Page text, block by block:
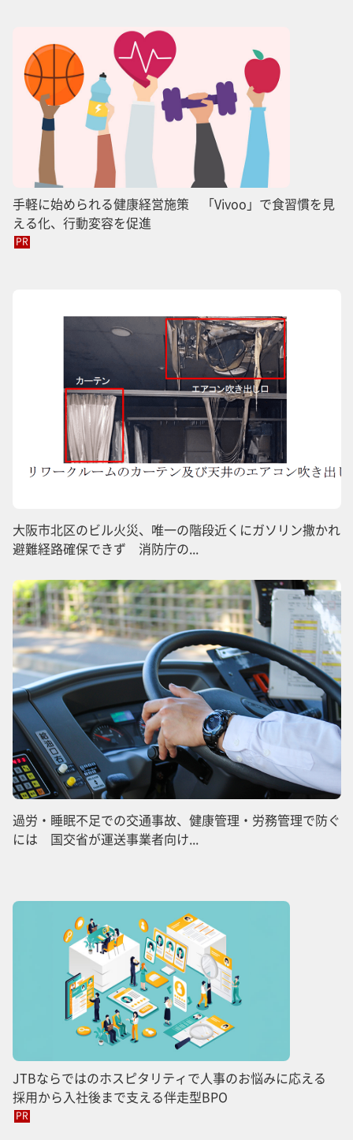
手軽に始められる健康経営施策 「Vivoo」で食習慣を見
える化、行動変容を促進
PR
大阪市北区のビル火災、唯一の階段近くにガソリン撒かれ
避難経路確保できず 消防庁の...
過労・睡眠不足での交通事故、健康管理・労務管理で防ぐ
には 国交省が運送事業者向け...
JTBならではのホスピタリティで人事のお悩みに応える
採用から入社後まで支える伴走型BPO
PR